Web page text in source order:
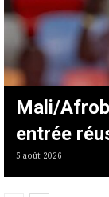
Mali/
entrée
5 août 2026